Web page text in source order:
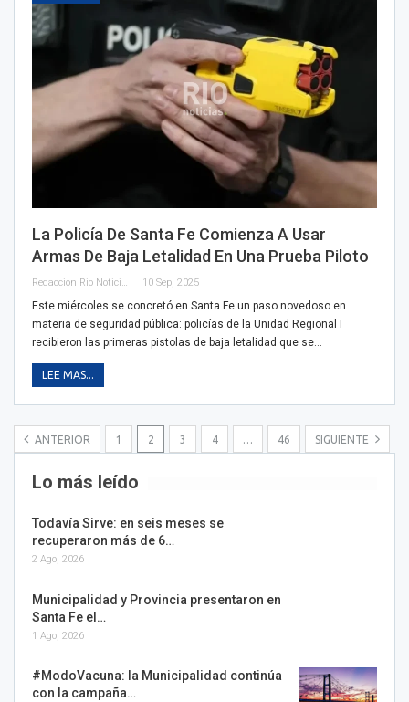
La Policía De Santa Fe Comienza A Usar
Armas De Baja Letalidad En Una Prueba Piloto
Redaccion Rio Noticias 10 Sep, 2025
Este miércoles se concretó en Santa Fe un paso novedoso en
materia de seguridad pública: policías de la Unidad Regional I
recibieron las primeras pistolas de baja letalidad que se…
LEE MAS...
ANTERIOR 1 2 3 4 … 46 SIGUIENTE
Lo más leído
Todavía Sirve: en seis meses se
recuperaron más de 6…
2 Ago, 2026
Municipalidad y Provincia presentaron en
Santa Fe el…
1 Ago, 2026
#ModoVacuna: la Municipalidad continúa
con la campaña…